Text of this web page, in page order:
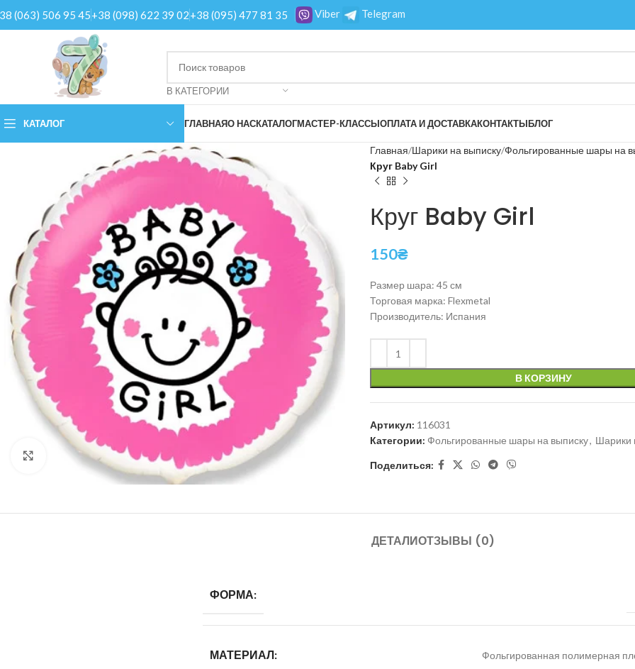
(063) 506 95 45+38 (098) 622 39 02+38 (095) 477 81 35 Viber Telegram
В КАТЕГОРИИ
КАТАЛОГ ГЛАВНАЯО НАСКАТАЛОГМАСТЕР-КЛАССЫОПЛАТА И ДОСТАВКАКОНТАКТЫБЛОГ
Нажмите, чтобы увеличить
Главная Шарики на выписку Фольгированные шары на
Круг Baby Girl
Круг Baby Girl
150₴
Размер шара: 45 см
Торговая марка: Flexmetal
Производитель: Испания
В КОРЗИНУ
Артикул: 116031
Категории: Фольгированные шары на выписку, Шарики
Поделиться:
ДЕТАЛИОТЗЫВЫ (0)
ФОРМА:
МАТЕРИАЛ: Фольгированная полимерная